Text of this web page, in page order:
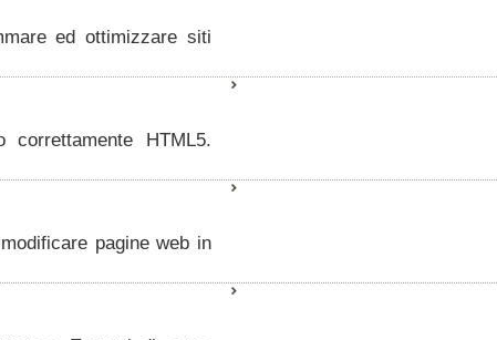
ed ottimizzare siti
HTML5.
pagine web in